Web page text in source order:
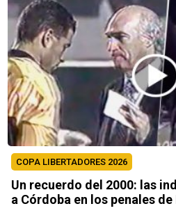
COPA LIBERTADORES 2026
Un recuerdo del 2000: las
a Córdoba en los penales